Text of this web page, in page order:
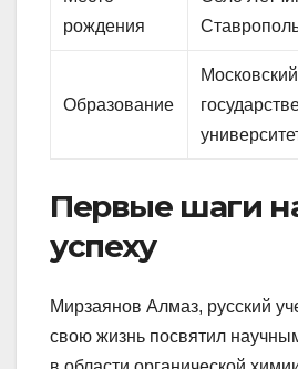
рождения
Образование
Московский
Первые шаги
успеху
Мирзаянов Алмаз, русский
свою жизнь посвятил